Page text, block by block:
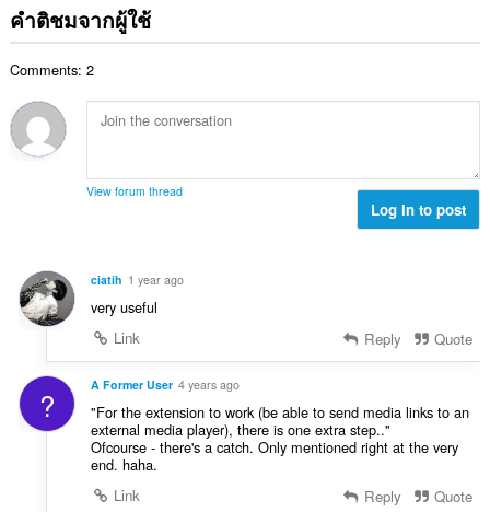
คุณ
ง
ด
น
ม
ทั้
ม
แ
น
ว
ห
ม
คำติชมจากผู้ใช้
Comments: 2
View forum thread
Log in to post
ciatih 1 year ago
very useful
Link
Reply Quote
? A Former User 4 years ago
"For the extension to work (be able to send media links to an
external media player), there is one extra step.."
Ofcourse - there's a catch. Only mentioned right at the very
end. haha.
Link
Reply Quote